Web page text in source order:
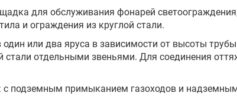
для обслуживания фонарей
и ограждения из круглой стали.
или два яруса в зависимости от высоты
стали отдельными звеньями. Для соединения
подземным примыканием газоходов и